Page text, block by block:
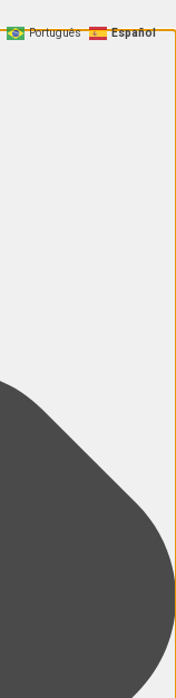
Português Español